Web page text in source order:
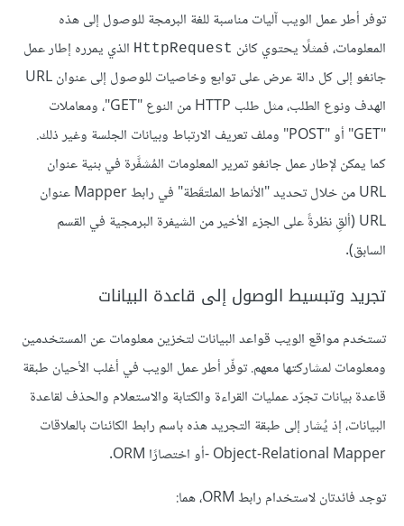
توفر أطر عمل الويب آليات مناسبة للغة البرمجة للوصول إلى هذه
المعلومات، فمثلًا يحتوي كائن HttpRequest الذي يمرره إطار عمل
جانغو إلى كل دالة عرض على توابع وخاصيات للوصول إلى عنوان URL
الهدف ونوع الطلب، مثل طلب HTTP من النوع "GET"، ومعاملات
"GET" أو "POST" وملف تعريف الارتباط وبيانات الجلسة وغير ذلك.
كما يمكن لإطار عمل جانغو تمرير المعلومات المُشفَّرة في بنية عنوان
URL من خلال تحديد "الأنماط الملتقَطة" في رابط Mapper عنوان
URL (ألقِ نظرةً على الجزء الأخير من الشيفرة البرمجية في القسم
السابق).
تجريد وتبسيط الوصول إلى قاعدة البيانات
تستخدم مواقع الويب قواعد البيانات لتخزين معلومات عن المستخدمين
ومعلومات لمشاركتها معهم. توفّر أطر عمل الويب في أغلب الأحيان طبقة
قاعدة بيانات تجرّد عمليات القراءة والكتابة والاستعلام والحذف لقاعدة
البيانات، إذ يُشار إلى طبقة التجريد هذه باسم رابط الكائنات بالعلاقات
Object-Relational Mapper -أو اختصارًا ORM.
توجد فائدتان لاستخدام رابط ORM، هما: